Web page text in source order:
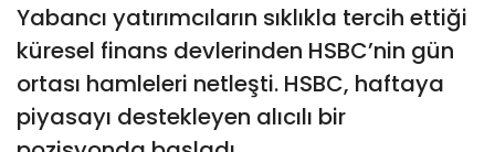
Yabancı yatırımcıların sıklıkla tercih ettiği
küresel finans devlerinden HSBC’nin gün
ortası hamleleri netleşti. HSBC, haftaya
piyasayı destekleyen alıcılı bir